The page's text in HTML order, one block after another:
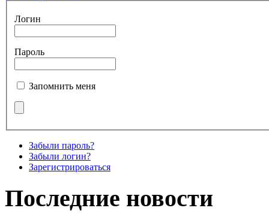
Логин
Пароль
Запомнить меня
Забыли пароль?
Забыли логин?
Зарегистрироваться
Последние новости